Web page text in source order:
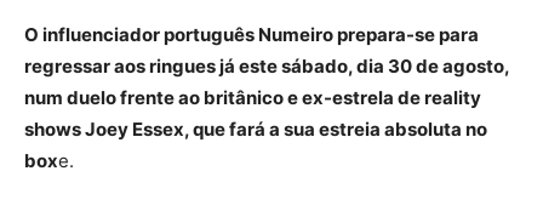
O influenciador português Numeiro prepara-se para
regressar aos ringues já este sábado, dia 30 de agosto,
num duelo frente ao britânico e ex-estrela de reality
shows Joey Essex, que fará a sua estreia absoluta no
boxe.